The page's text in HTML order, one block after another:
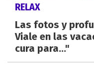
RELAX
Las fotos y
Viale en las
cura para..."